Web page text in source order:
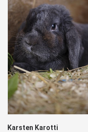
Karsten Karotti